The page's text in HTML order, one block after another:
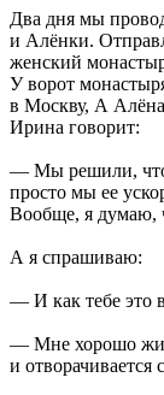
Два дня мы
и Алёнки.
женский
У ворот
в Москву, А
Ирина говорит:
— Мы решили, что
просто мы ее
Вообще, я думаю,
А я спрашиваю:
— И как тебе это
— Мне хорошо
и отворачивается